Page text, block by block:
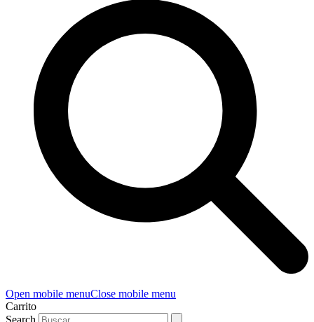
Open mobile menuClose mobile menu
Carrito
Search